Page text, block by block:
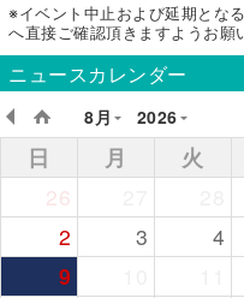
※イベント中止および延期とな
へ直接ご確認頂きますようお願
ニュースカレンダー
8月
2026
日 月 火
26
2
3 4
9